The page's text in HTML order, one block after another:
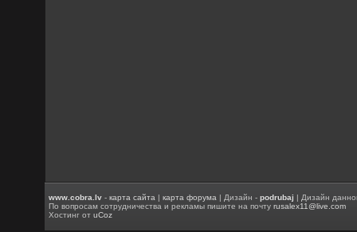
www.cobra.lv -карта сайта |карта форума | Дизайн -podrubaj | Дизайн
По вопросам сотрудничества и рекламы пишите на почтуrusalex11@live.com
Хостинг отuCoz